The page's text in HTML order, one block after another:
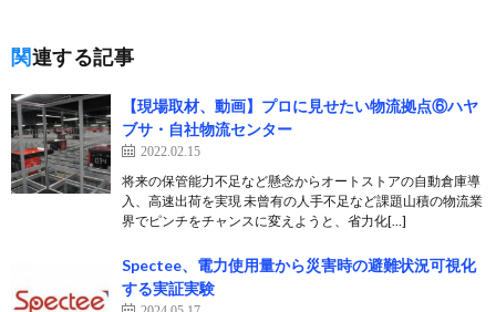
関連する記事
【現場取材、動画】プロに見せたい物流拠点⑥ハヤ
ブサ・自社物流センター
2022.02.15
将来の保管能力不足など懸念からオートストアの自動倉庫導
入、高速出荷を実現 未曾有の人手不足など課題山積の物流業
界でピンチをチャンスに変えようと、省力化[…]
Spectee、電力使用量から災害時の避難状況可視化
する実証実験